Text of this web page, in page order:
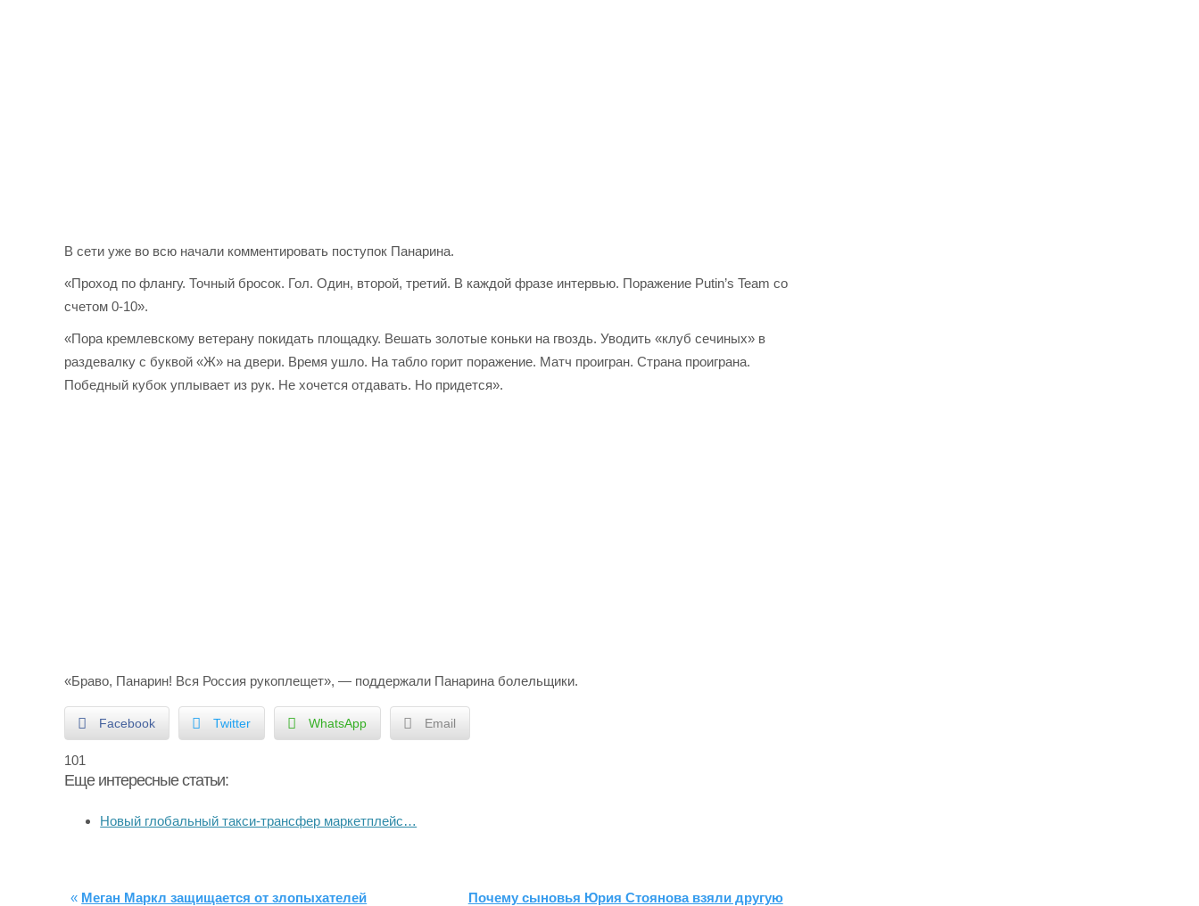
В сети уже во всю начали комментировать поступок Панарина.
«Проход по флангу. Точный бросок. Гол. Один, второй, третий. В каждой фразе интервью. Поражение Putin’s Team со
счетом 0-10».
«Пора кремлевскому ветерану покидать площадку. Вешать золотые коньки на гвоздь. Уводить «клуб сечиных» в
раздевалку с буквой «Ж» на двери. Время ушло. На табло горит поражение. Матч проигран. Страна проиграна.
Победный кубок уплывает из рук. Не хочется отдавать. Но придется».
«Браво, Панарин! Вся Россия рукоплещет», — поддержали Панарина болельщики.
Facebook Twitter WhatsApp Email
101
Еще интересные статьи:
Новый глобальный такси-трансфер маркетплейс…
« Меган Маркл защищается от злопыхателей Почему сыновья Юрия Стоянова взяли другую